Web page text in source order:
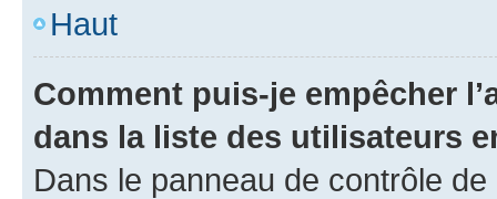
Haut
Comment puis-je empêcher
dans la liste des utilisateurs
Dans le panneau de contrôle